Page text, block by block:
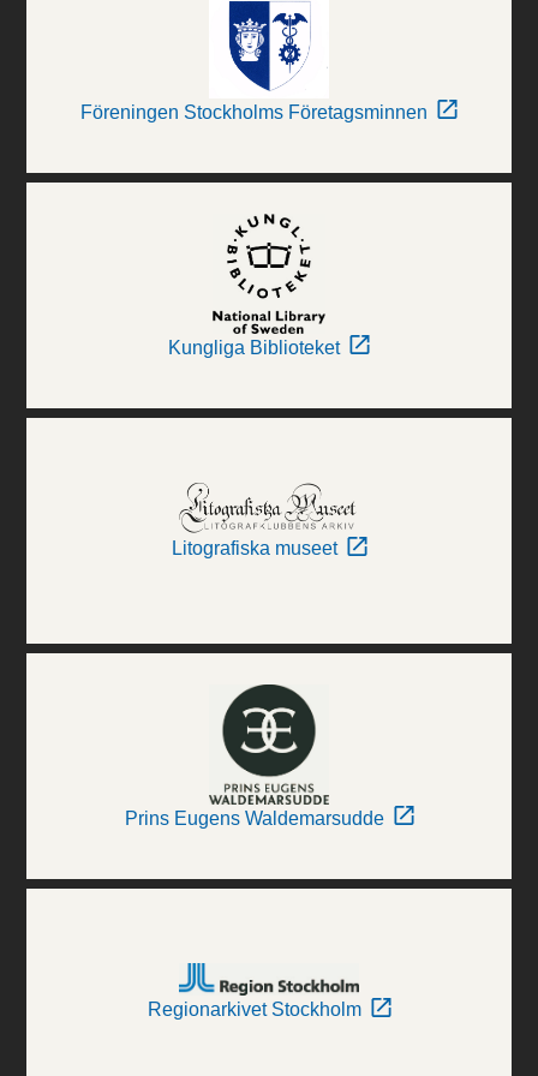
Föreningen Stockholms Företagsminnen
Kungliga Biblioteket
Litografiska museet
Prins Eugens Waldemarsudde
Regionarkivet Stockholm